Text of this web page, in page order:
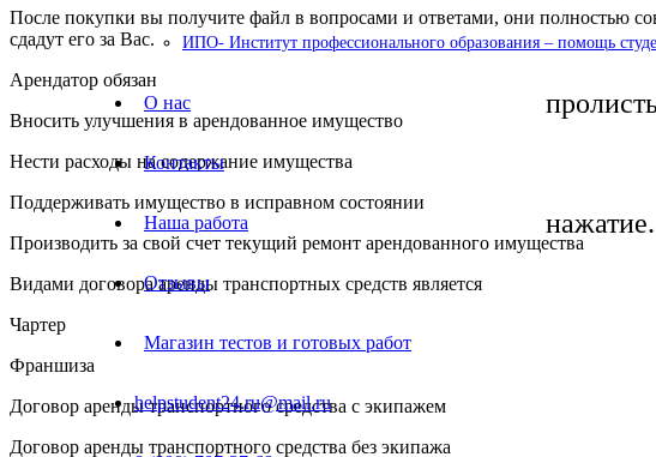
нажатие.
ИПО- Институт профессионального образования – помощь
О нас
Контакты
Наша работа
Отзывы
Магазин тестов и готовых работ
helpstudent24.ru@mail.ru
После покупки вы получите файл в вопросами и ответами, они полностью
сдадут его за Вас.
Арендатор обязан
Вносить улучшения в арендованное имущество
Нести расходы на содержание имущества
Поддерживать имущество в исправном состоянии
Производить за свой счет текущий ремонт арендованного имущества
Видами договора аренды транспортных средств является
Чартер
Франшиза
Договор аренды транспортного средства с экипажем
Договор аренды транспортного средства без экипажа